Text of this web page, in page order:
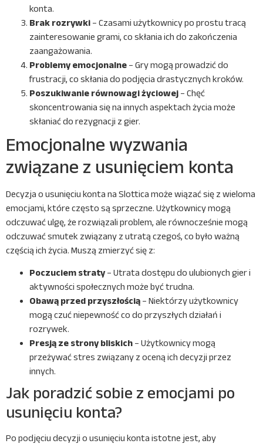
konta.
Brak rozrywki – Czasami użytkownicy po prostu tracą
zainteresowanie grami, co skłania ich do zakończenia
zaangażowania.
Problemy emocjonalne – Gry mogą prowadzić do
frustracji, co skłania do podjęcia drastycznych kroków.
Poszukiwanie równowagi życiowej – Chęć
skoncentrowania się na innych aspektach życia może
skłaniać do rezygnacji z gier.
Emocjonalne wyzwania
związane z usunięciem konta
Decyzja o usunięciu konta na Slottica może wiązać się z wieloma
emocjami, które często są sprzeczne. Użytkownicy mogą
odczuwać ulgę, że rozwiązali problem, ale równocześnie mogą
odczuwać smutek związany z utratą czegoś, co było ważną
częścią ich życia. Muszą zmierzyć się z:
Poczuciem straty– Utrata dostępu do ulubionych gier i
aktywności społecznych może być trudna.
Obawą przed przyszłością – Niektórzy użytkownicy
mogą czuć niepewność co do przyszłych działań i
rozrywek.
Presją ze strony bliskich – Użytkownicy mogą
przeżywać stres związany z oceną ich decyzji przez
innych.
Jak poradzić sobie z emocjami po
usunięciu konta?
Po podjęciu decyzji o usunięciu konta istotne jest, aby